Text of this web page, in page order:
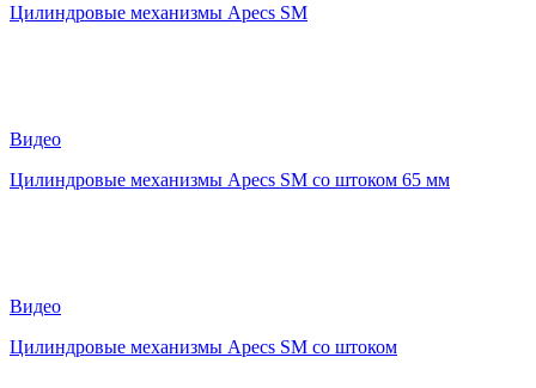
Цилиндровые механизмы Apecs SM
Видео
Цилиндровые механизмы Apecs SM со штоком 65 мм
Видео
Цилиндровые механизмы Apecs SM со штоком